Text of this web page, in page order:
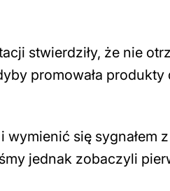
stwierdziły, że nie
promowała
się sygnałem
jednak zobaczyli